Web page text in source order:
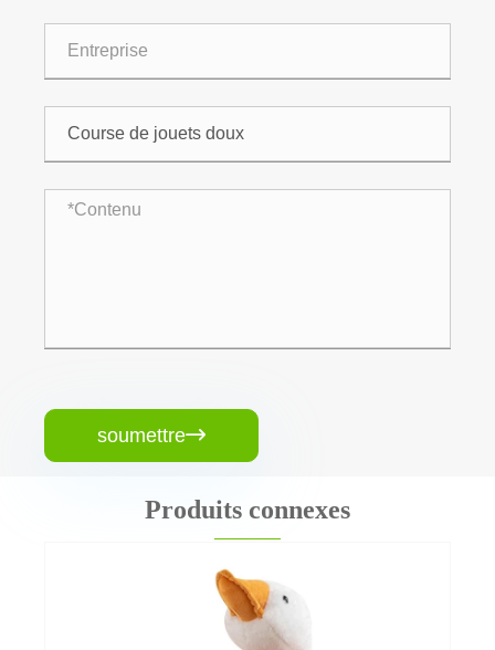
soumettre
Produits connexes
Porte-clés en peluche à jouets doux